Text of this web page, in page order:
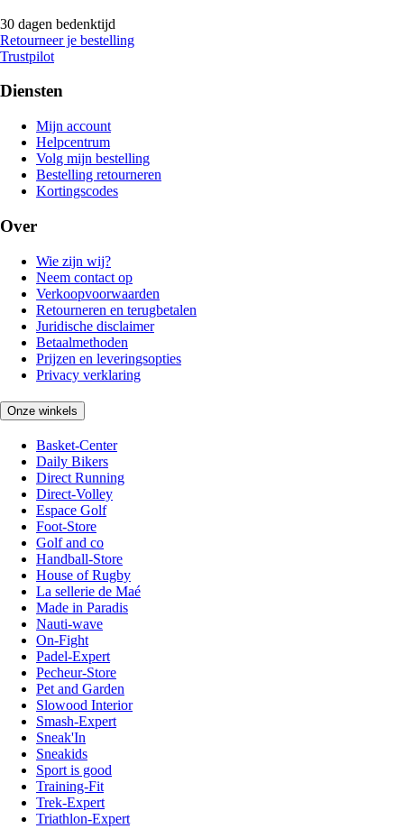
30 dagen bedenktijd
Retourneer je bestelling
Trustpilot
Diensten
Mijn account
Helpcentrum
Volg mijn bestelling
Bestelling retourneren
Kortingscodes
Over
Wie zijn wij?
Neem contact op
Verkoopvoorwaarden
Retourneren en terugbetalen
Juridische disclaimer
Betaalmethoden
Prijzen en leveringsopties
Privacy verklaring
Onze winkels
Basket-Center
Daily Bikers
Direct Running
Direct-Volley
Espace Golf
Foot-Store
Golf and co
Handball-Store
House of Rugby
La sellerie de Maé
Made in Paradis
Nauti-wave
On-Fight
Padel-Expert
Pecheur-Store
Pet and Garden
Slowood Interior
Smash-Expert
Sneak'In
Sneakids
Sport is good
Training-Fit
Trek-Expert
Triathlon-Expert